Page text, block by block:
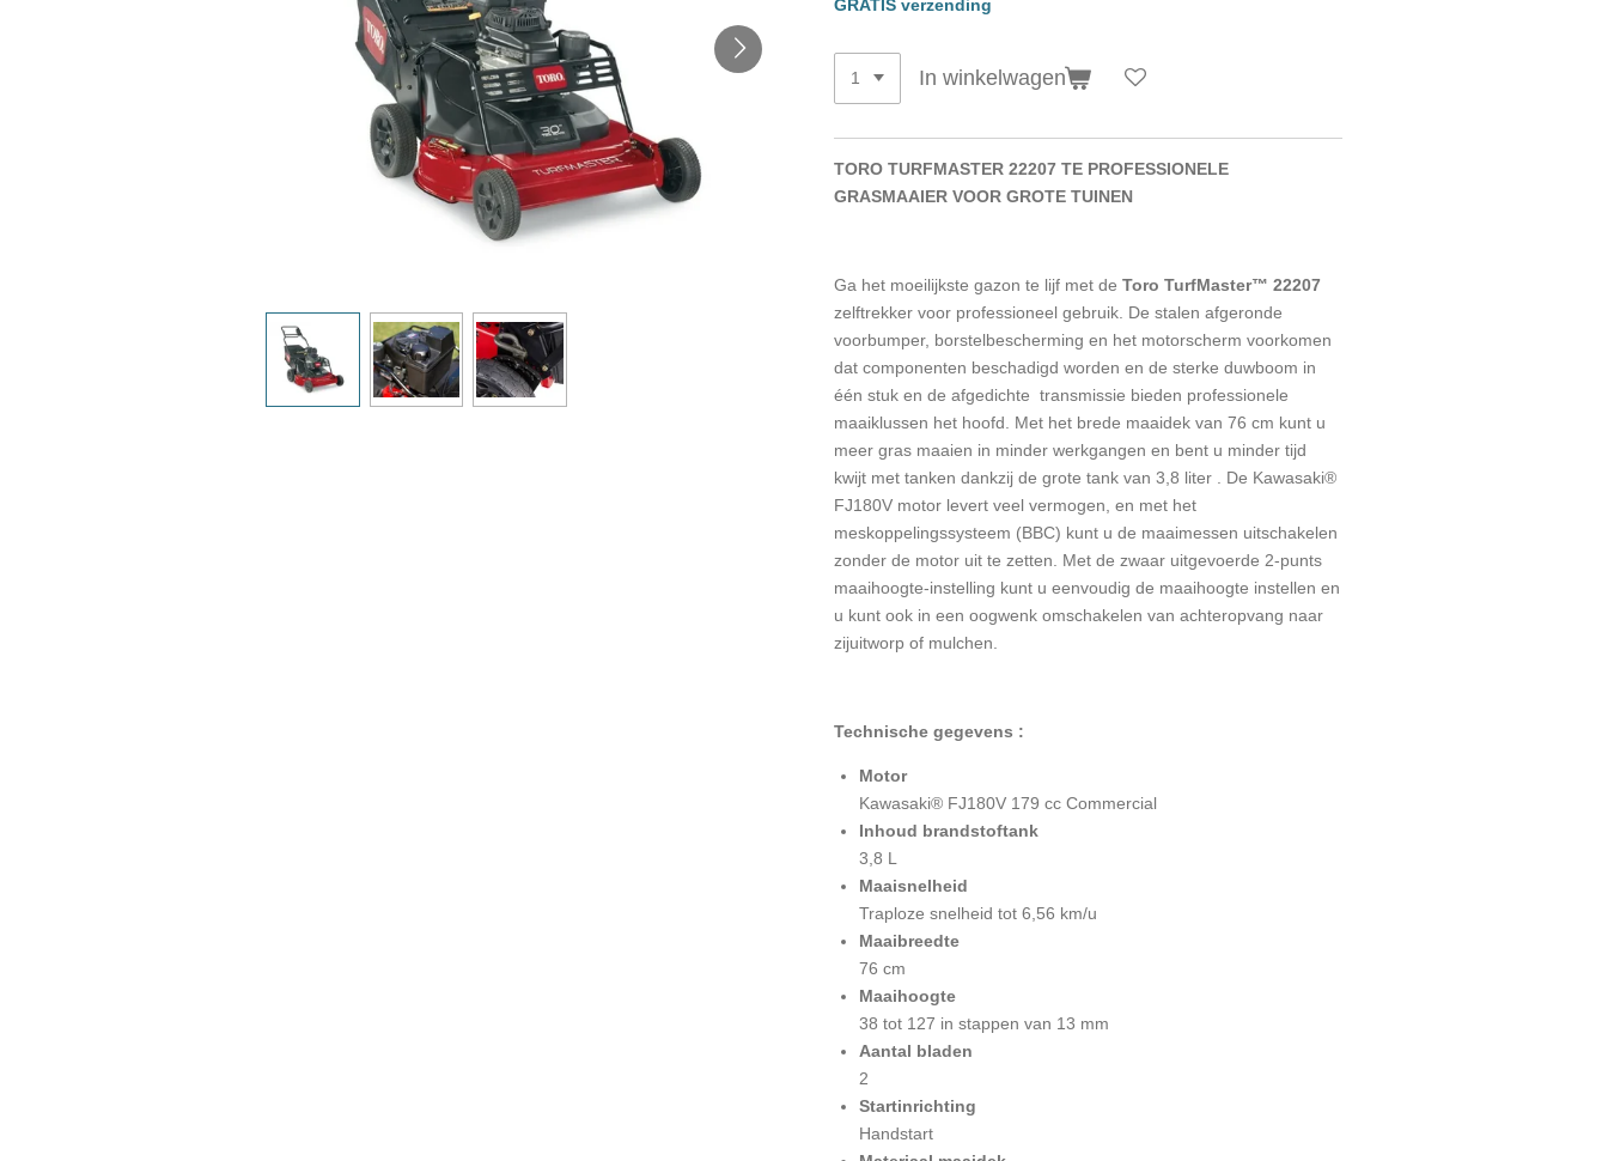
GRATIS verzending
In winkelwagen
TORO TURFMASTER 22207 TE PROFESSIONELE
GRASMAAIER VOOR GROTE TUINEN
Ga het moeilijkste gazon te lijf met de Toro TurfMaster™ 22207
zelftrekker voor professioneel gebruik. De stalen afgeronde
voorbumper, borstelbescherming en het motorscherm voorkomen
dat componenten beschadigd worden en de sterke duwboom in
één stuk en de afgedichte transmissie bieden professionele
maaiklussen het hoofd. Met het brede maaidek van 76 cm kunt u
meer gras maaien in minder werkgangen en bent u minder tijd
kwijt met tanken dankzij de grote tank van 3,8 liter . De Kawasaki®
FJ180V motor levert veel vermogen, en met het
meskoppelingssysteem (BBC) kunt u de maaimessen uitschakelen
zonder de motor uit te zetten. Met de zwaar uitgevoerde 2-punts
maaihoogte-instelling kunt u eenvoudig de maaihoogte instellen en
u kunt ook in een oogwenk omschakelen van achteropvang naar
zijuitworp of mulchen.
Technische gegevens :
Motor
Kawasaki® FJ180V 179 cc Commercial
Inhoud brandstoftank
3,8 L
Maaisnelheid
Traploze snelheid tot 6,56 km/u
Maaibreedte
76 cm
Maaihoogte
38 tot 127 in stappen van 13 mm
Aantal bladen
2
Startinrichting
Handstart